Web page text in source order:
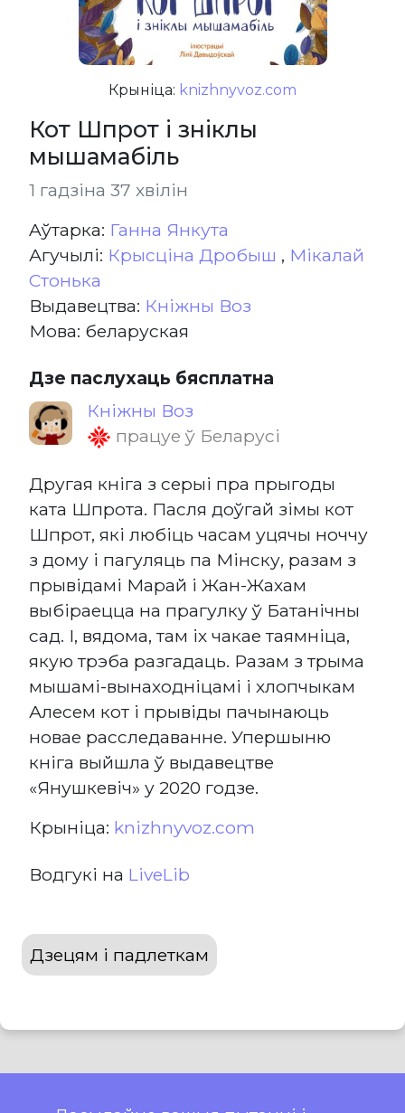
Крыніца: knizhnyvoz.com
Кот Шпрот і зніклы
мышамабіль
1 гадзіна 37 хвілін
Aўтарка: Ганна Янкута
Агучылі: Крысціна Дробыш , Мікалай
Стонька
Выдавецтва: Кніжны Воз
Мова: беларуская
Дзе паслухаць бясплатна
Кніжны Воз
працуе ў Беларусі
Другая кніга з серыі пра прыгоды
ката Шпрота. Пасля доўгай зімы кот
Шпрот, які любіць часам уцячы ноччу
з дому і пагуляць па Мінску, разам з
прывідамі Марай і Жан-Жахам
выбіраецца на прагулку ў Батанічны
сад. І, вядома, там іх чакае таямніца,
якую трэба разгадаць. Разам з трыма
мышамі-вынаходніцамі і хлопчыкам
Алесем кот і прывіды пачынаюць
новае расследаванне. Упершыню
кніга выйшла ў выдавецтве
«Янушкевіч» у 2020 годзе.
Крыніца: knizhnyvoz.com
Водгукі на LiveLib
Дзецям і падлеткам